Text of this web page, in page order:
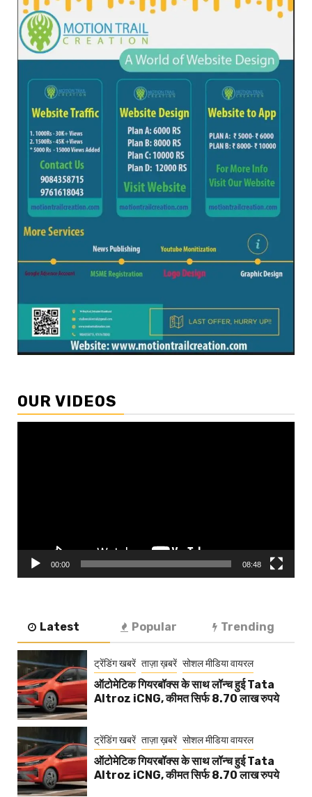
OUR VIDEOS
00:00 08:48
Latest Popular Trending
ट्रेंडिंग खबरें ताज़ा ख़बरें सोशल मीडिया वायरल
ऑटोमेटिक गियरबॉक्स के साथ लॉन्च हुई Tata
Altroz iCNG, कीमत सिर्फ 8.70 लाख रुपये
ट्रेंडिंग खबरें ताज़ा ख़बरें सोशल मीडिया वायरल
ऑटोमेटिक गियरबॉक्स के साथ लॉन्च हुई Tata
Altroz iCNG, कीमत सिर्फ 8.70 लाख रुपये